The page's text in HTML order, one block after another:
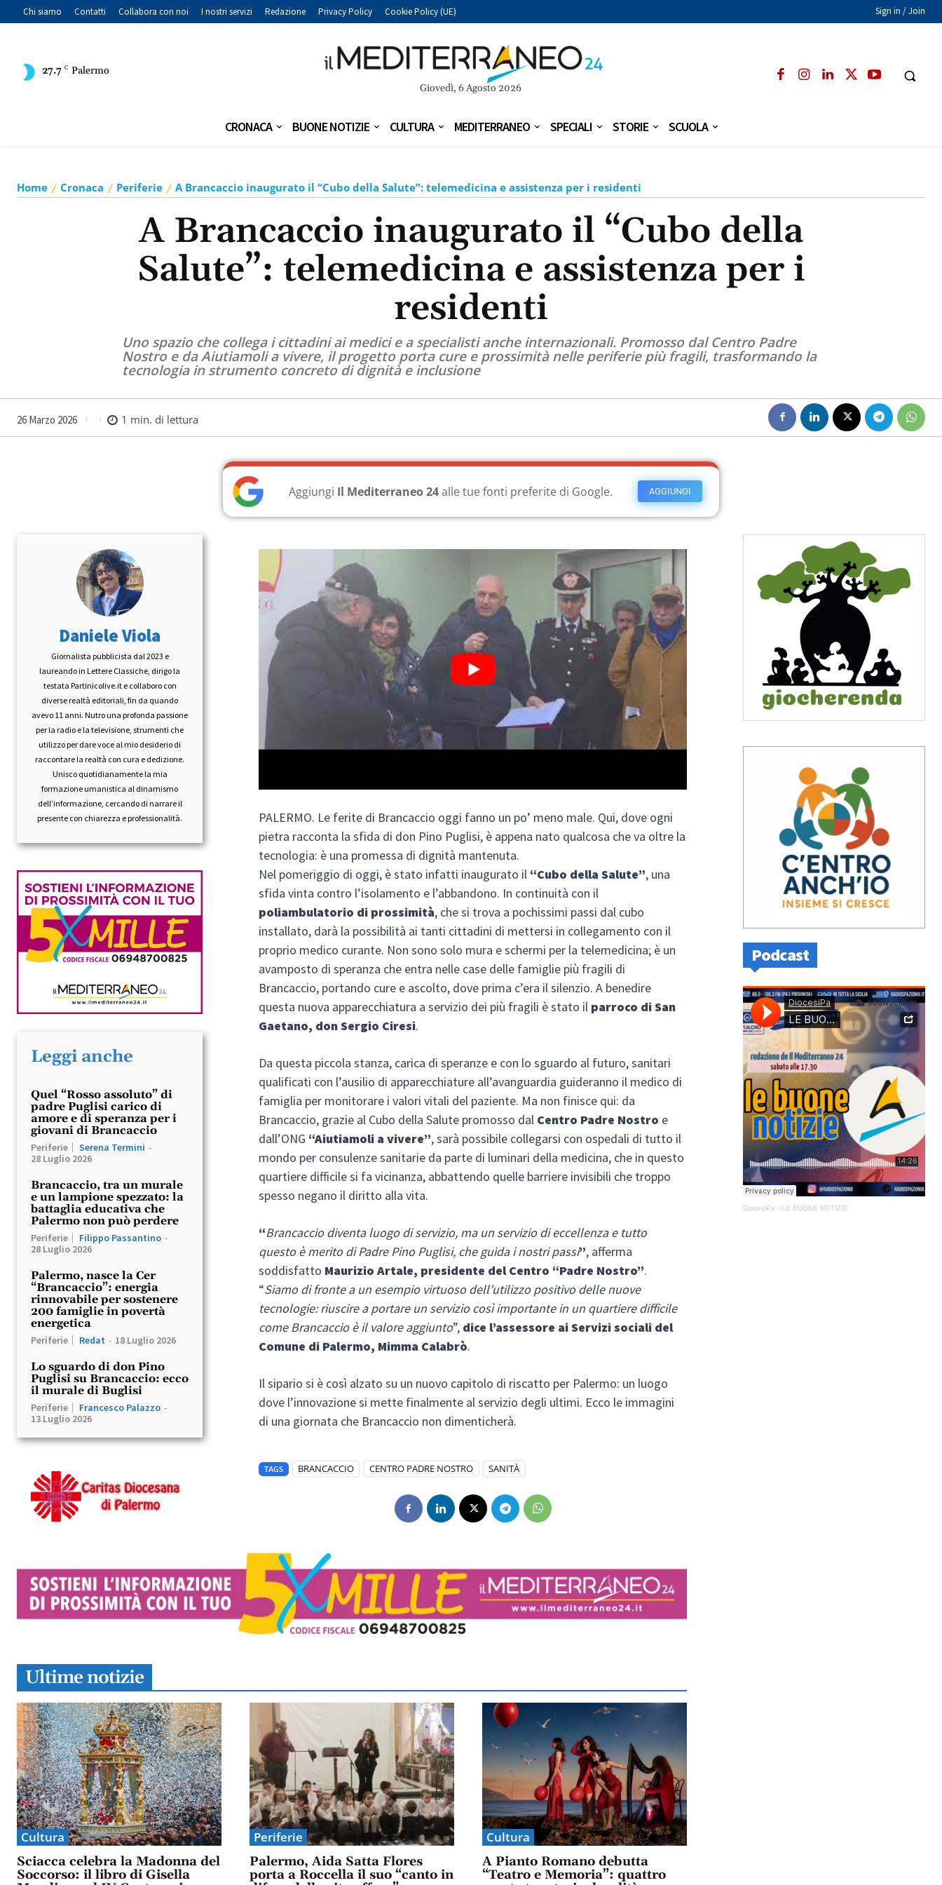
Chi siamo Contatti Collabora con noi I nostri servizi Redazione Privacy Policy Cookie Policy (UE) Sign in / Join
27.7 C Palermo
Giovedì, 6 Agosto 2026
CRONACA BUONE NOTIZIE CULTURA MEDITERRANEO SPECIALI STORIE SCUOLA
Home Cronaca Periferie A Brancaccio inaugurato il “Cubo della Salute”: telemedicina e assistenza per i residenti
A Brancaccio inaugurato il “Cubo della
Salute”: telemedicina e assistenza per i
residenti
Uno spazio che collega i cittadini ai medici e a specialisti anche internazionali. Promosso dal Centro Padre
Nostro e da Aiutiamoli a vivere, il progetto porta cure e prossimità nelle periferie più fragili, trasformando la
tecnologia in strumento concreto di dignità e inclusione
26 Marzo 2026 1 min. di lettura
AGGIUNGI
Aggiungi Il Mediterraneo 24alle tue fonti preferite di Google.
Daniele Viola
Giornalista pubblicista dal 2023 e
laureando in Lettere Classiche, dirigo la
testata Partinicolive.it e collaboro con
diverse realtà editoriali, fin da quando
avevo 11 anni. Nutro una profonda passione
per la radio e la televisione, strumenti che
utilizzo per dare voce al mio desiderio di
raccontare la realtà con cura e dedizione.
Unisco quotidianamente la mia
formazione umanistica al dinamismo
dell’informazione, cercando di narrare il
presente con chiarezza e professionalità.
Leggi anche
Quel “Rosso assoluto” di
padre Puglisi carico di
amore e di speranza per i
giovani di Brancaccio
Periferie Serena Termini -
28 Luglio 2026
Brancaccio, tra un murale
e un lampione spezzato: la
battaglia educativa che
Palermo non può perdere
Periferie Filippo Passantino -
28 Luglio 2026
Palermo, nasce la Cer
“Brancaccio”: energia
rinnovabile per sostenere
200 famiglie in povertà
energetica
Periferie Redat - 18 Luglio 2026
Lo sguardo di don Pino
Puglisi su Brancaccio: ecco
il murale di Buglisi
Periferie Francesco Palazzo -
13 Luglio 2026
PALERMO. Le ferite di Brancaccio oggi fanno un po’ meno male. Qui, dove ogni
pietra racconta la sfida di don Pino Puglisi, è appena nato qualcosa che va oltre la
tecnologia: è una promessa di dignità mantenuta.
Nel pomeriggio di oggi, è stato infatti inaugurato il “Cubo della Salute”, una
sfida vinta contro l’isolamento e l’abbandono. In continuità con il
poliambulatorio di prossimità, che si trova a pochissimi passi dal cubo
installato, darà la possibilità ai tanti cittadini di mettersi in collegamento con il
proprio medico curante. Non sono solo mura e schermi per la telemedicina; è un
avamposto di speranza che entra nelle case delle famiglie più fragili di
Brancaccio, portando cure e ascolto, dove prima c’era il silenzio. A benedire
questa nuova apparecchiatura a servizio dei più fragili è stato il parroco di San
Gaetano, don Sergio Ciresi.
Da questa piccola stanza, carica di speranze e con lo sguardo al futuro, sanitari
qualificati con l’ausilio di apparecchiature all’avanguardia guideranno il medico di
famiglia per monitorare i valori vitali del paziente. Ma non finisce qui: da
Brancaccio, grazie al Cubo della Salute promosso dal Centro Padre Nostro e
dall’ONG “Aiutiamoli a vivere”, sarà possibile collegarsi con ospedali di tutto il
mondo per consulenze sanitarie da parte di luminari della medicina, che in questo
quartiere difficile si fa vicinanza, abbattendo quelle barriere invisibili che troppo
spesso negano il diritto alla vita.
“Brancaccio diventa luogo di servizio, ma un servizio di eccellenza e tutto
questo è merito di Padre Pino Puglisi, che guida i nostri passi”, afferma
soddisfatto Maurizio Artale, presidente del Centro “Padre Nostro”.
“Siamo di fronte a un esempio virtuoso dell’utilizzo positivo delle nuove
tecnologie: riuscire a portare un servizio così importante in un quartiere difficile
come Brancaccio è il valore aggiunto”, dice l’assessore ai Servizi sociali del
Comune di Palermo, Mimma Calabrò.
Il sipario si è così alzato su un nuovo capitolo di riscatto per Palermo: un luogo
dove l’innovazione si mette finalmente al servizio degli ultimi. Ecco le immagini
di una giornata che Brancaccio non dimenticherà.
TAGS BRANCACCIO CENTRO PADRE NOSTRO SANITÀ
Ultime notizie
Cultura
Sciacca celebra la Madonna del
Soccorso: il libro di Gisella
Periferie
Palermo, Aida Satta Flores
porta a Roccella il suo “canto in
Cultura
A Pianto Romano debutta
“Teatro e Memoria”: quattro
Podcast
DiocesiPa · LE BUONE NOTIZIE